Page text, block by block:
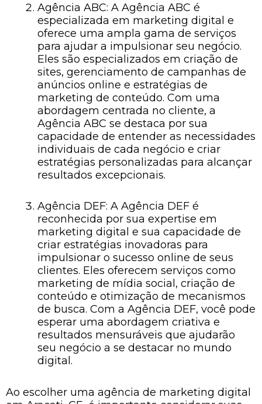
Agência ABC: A Agência ABC é
especializada em marketing digital e
oferece uma ampla gama de serviços
para ajudar a impulsionar seu negócio.
Eles são especializados em criação de
sites, gerenciamento de campanhas de
anúncios online e estratégias de
marketing de conteúdo. Com uma
abordagem centrada no cliente, a
Agência ABC se destaca por sua
capacidade de entender as necessidades
individuais de cada negócio e criar
estratégias personalizadas para alcançar
resultados excepcionais.
Agência DEF: A Agência DEF é
reconhecida por sua expertise em
marketing digital e sua capacidade de
criar estratégias inovadoras para
impulsionar o sucesso online de seus
clientes. Eles oferecem serviços como
marketing de mídia social, criação de
conteúdo e otimização de mecanismos
de busca. Com a Agência DEF, você pode
esperar uma abordagem criativa e
resultados mensuráveis que ajudarão
seu negócio a se destacar no mundo
digital.
Ao escolher uma agência de marketing digital